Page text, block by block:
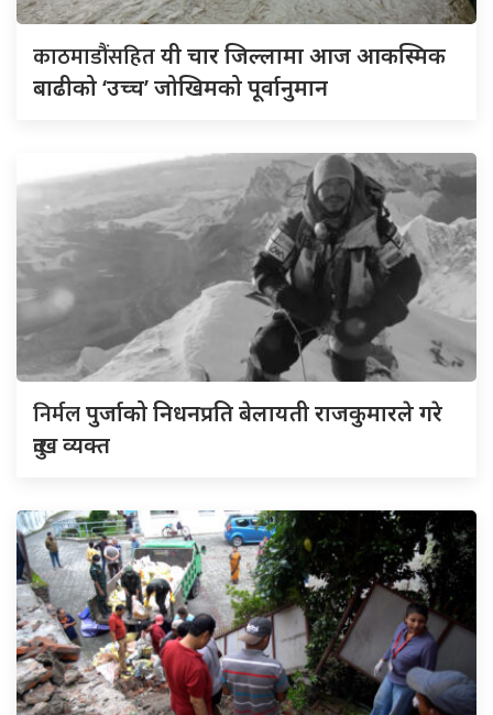
काठमाडौंसहितयी चार जिल्लामा आज आकस्मिक
बाढीको ‘उच्च’ जोखिमको पूर्वानुमान
निर्मलपुर्जाको निधनप्रति बेलायती राजकुमारले गरे
दुःख व्यक्त